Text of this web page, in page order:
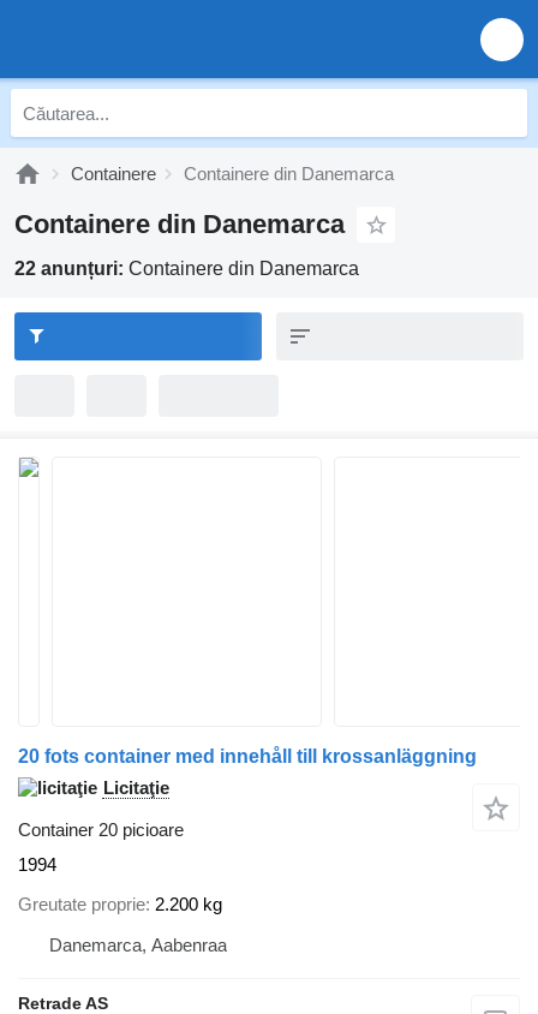
Containere Containere din Danemarca
Containere din Danemarca
22 anunțuri: Containere din Danemarca
20 fots container med innehåll till krossanläggning
Licitaţie
Container 20 picioare
1994
Greutate proprie 2.200 kg
Danemarca, Aabenraa
Retrade AS